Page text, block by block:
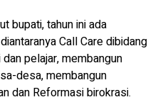
bupati, tahun ini ada
Call Care dibidang
pelajar, membangun
desa, membangun
dan Reformasi birokrasi.